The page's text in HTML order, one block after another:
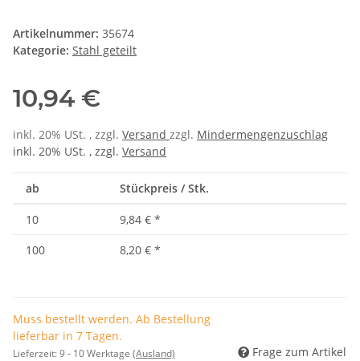
Artikelnummer: 35674
Kategorie: Stahl geteilt
10,94 €
inkl. 20% USt. , zzgl. Versand zzgl. Mindermengenzuschlag
inkl. 20% USt. , zzgl. Versand
ab Stückpreis / Stk.
10 9,84 € *
100
8,20 € *
Muss bestellt werden. Ab Bestellung
lieferbar in 7 Tagen.
Lieferzeit:9 - 10 Werktage (Ausland) Frage zum Artikel